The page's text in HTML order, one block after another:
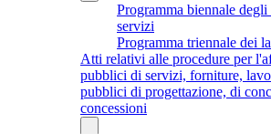
Programma biennale
servizi
Programma triennale dei
Atti relativi alle procedure per
pubblici di servizi, forniture,
pubblici di progettazione, di
concessioni